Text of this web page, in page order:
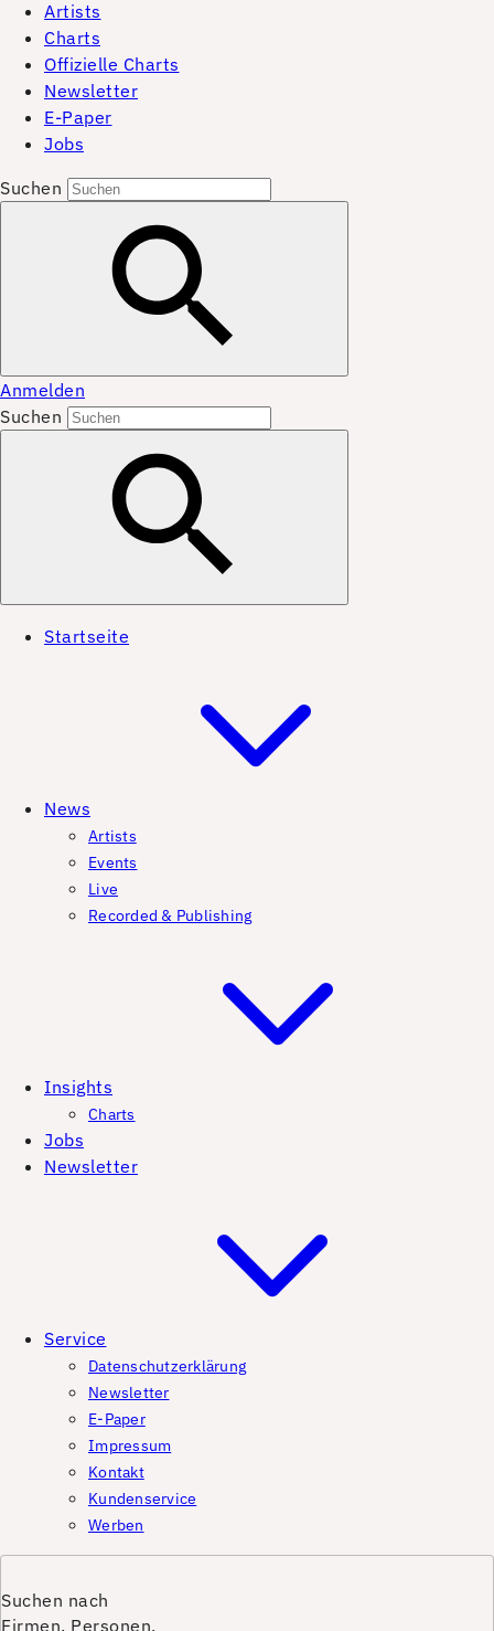
Artists
Charts
Offizielle Charts
Newsletter
E-Paper
Jobs
Suchen
Anmelden
Suchen
Startseite
News
Artists
Events
Live
Recorded & Publishing
Insights
Charts
Jobs
Newsletter
Service
Datenschutzerklärung
Newsletter
E-Paper
Impressum
Kontakt
Kundenservice
Werben
Suchen nach
Firmen, Personen,